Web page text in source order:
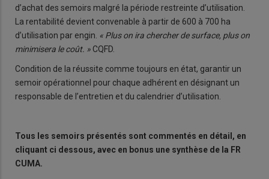
d’achat des semoirs malgré la période restreinte d’utilisation.
La rentabilité devient convenable à partir de 600 à 700 ha
d’utilisation par engin. « Plus on ira chercher de surface, plus on
minimisera le coût. » CQFD.
Condition de la réussite comme toujours en état, garantir un
semoir opérationnel pour chaque adhérent en désignant un
responsable de l’entretien et du calendrier d’utilisation.
Tous les semoirs présentés sont commentés en détail, en
cliquant ci dessous, avec en bonus une synthèse de la FR
CUMA.